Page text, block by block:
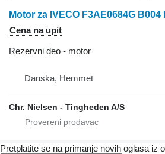
Motor za IVECO F3AE0684G
Cena na upit
Rezervni deo - motor
Danska, Hemmet
Chr. Nielsen - Tingheden A/S
Pretplatite se na primanje novih oglasa iz